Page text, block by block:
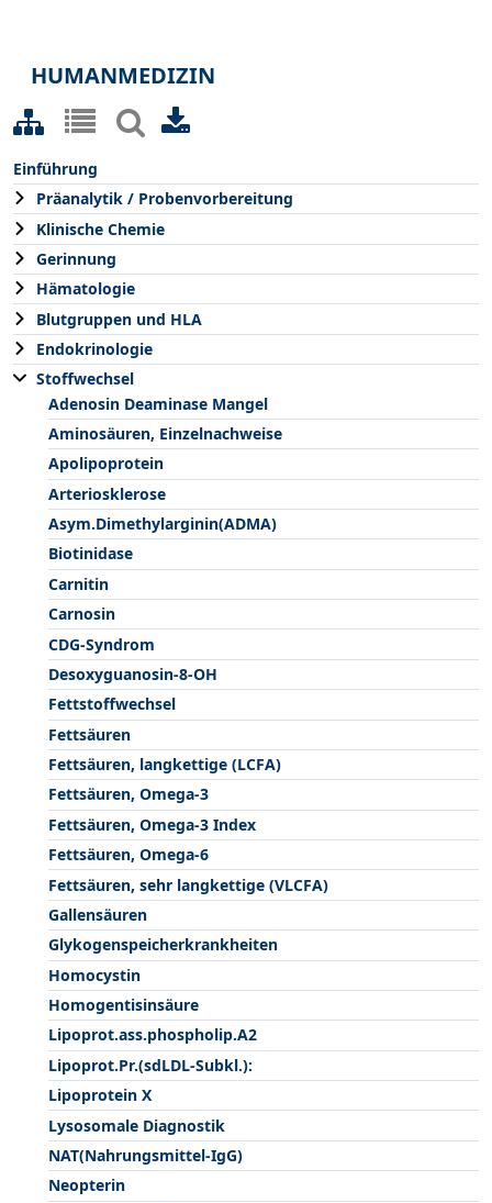
HUMANMEDIZIN
Einführung
Präanalytik / Probenvorbereitung
Klinische Chemie
Gerinnung
Hämatologie
Blutgruppen und HLA
Endokrinologie
Stoffwechsel
Adenosin Deaminase Mangel
Aminosäuren, Einzelnachweise
Apolipoprotein
Arteriosklerose
Asym.Dimethylarginin(ADMA)
Biotinidase
Carnitin
Carnosin
CDG-Syndrom
Desoxyguanosin-8-OH
Fettstoffwechsel
Fettsäuren
Fettsäuren, langkettige (LCFA)
Fettsäuren, Omega-3
Fettsäuren, Omega-3 Index
Fettsäuren, Omega-6
Fettsäuren, sehr langkettige (VLCFA)
Gallensäuren
Glykogenspeicherkrankheiten
Homocystin
Homogentisinsäure
Lipoprot.ass.phospholip.A2
Lipoprot.Pr.(sdLDL-Subkl.):
Lipoprotein X
Lysosomale Diagnostik
NAT(Nahrungsmittel-IgG)
Neopterin